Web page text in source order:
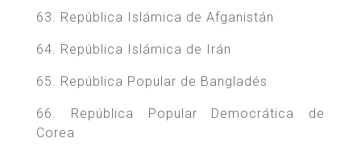
63. República Islámica de Afganistán
64. República Islámica de Irán
65. República Popular de Bangladés
66. República Popular Democrática de
Corea